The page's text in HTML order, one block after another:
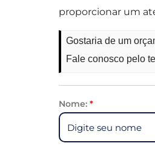
proporcionar um
Gostaria de um
Fale conosco pelo
Nome:*